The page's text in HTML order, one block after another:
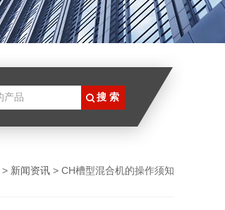
> 新闻资讯 > CH槽型混合机的操作须知